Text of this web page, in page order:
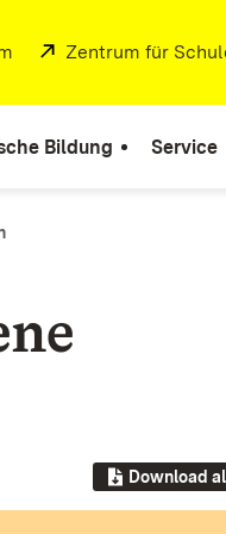
(Öffnet in neuem
Extern:
Zentrum für
Bildung Service
Download